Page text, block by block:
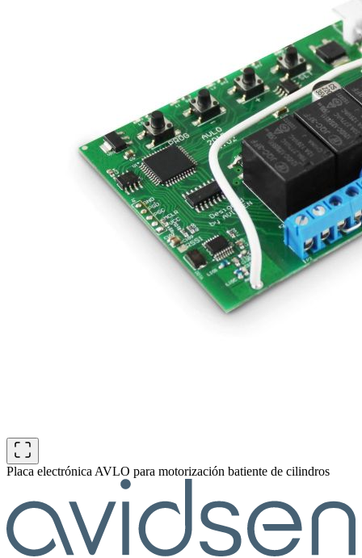
Placa electrónica AVLO para motorización batiente de cilindros